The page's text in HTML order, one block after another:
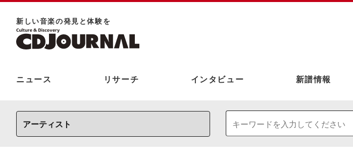
新しい⾳楽の発⾒と体験を
ニュース リサーチ インタビュー 新譜情報